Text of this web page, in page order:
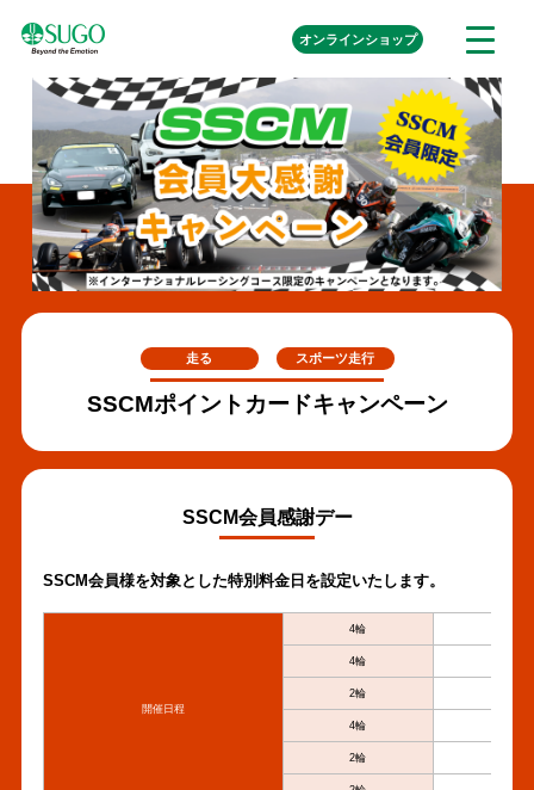
メ
ュ
ー
を
開
く
オンラインショップ外
部
ン
走る スポーツ走行
SSCMポイントカードキャンペーン
SSCM会員感謝デー
SSCM会員様を対象とした特別料金日を設定いたします。
開催日程
4輪
4輪
2輪
4輪
2輪